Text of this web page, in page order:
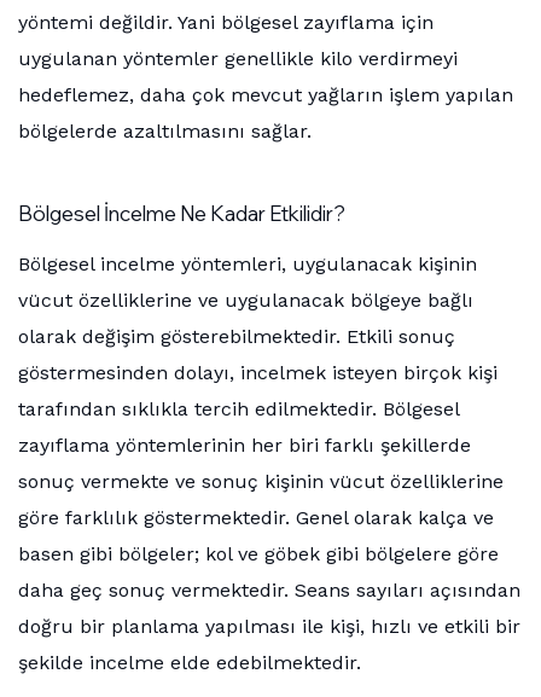
yöntemi değildir. Yani bölgesel zayıflama için
uygulanan yöntemler genellikle kilo verdirmeyi
hedeflemez, daha çok mevcut yağların işlem yapılan
bölgelerde azaltılmasını sağlar.
Bölgesel İncelme Ne Kadar Etkilidir?
Bölgesel incelme yöntemleri, uygulanacak kişinin
vücut özelliklerine ve uygulanacak bölgeye bağlı
olarak değişim gösterebilmektedir. Etkili sonuç
göstermesinden dolayı, incelmek isteyen birçok kişi
tarafından sıklıkla tercih edilmektedir. Bölgesel
zayıflama yöntemlerinin her biri farklı şekillerde
sonuç vermekte ve sonuç kişinin vücut özelliklerine
göre farklılık göstermektedir. Genel olarak kalça ve
basen gibi bölgeler; kol ve göbek gibi bölgelere göre
daha geç sonuç vermektedir. Seans sayıları açısından
doğru bir planlama yapılması ile kişi, hızlı ve etkili bir
şekilde incelme elde edebilmektedir.